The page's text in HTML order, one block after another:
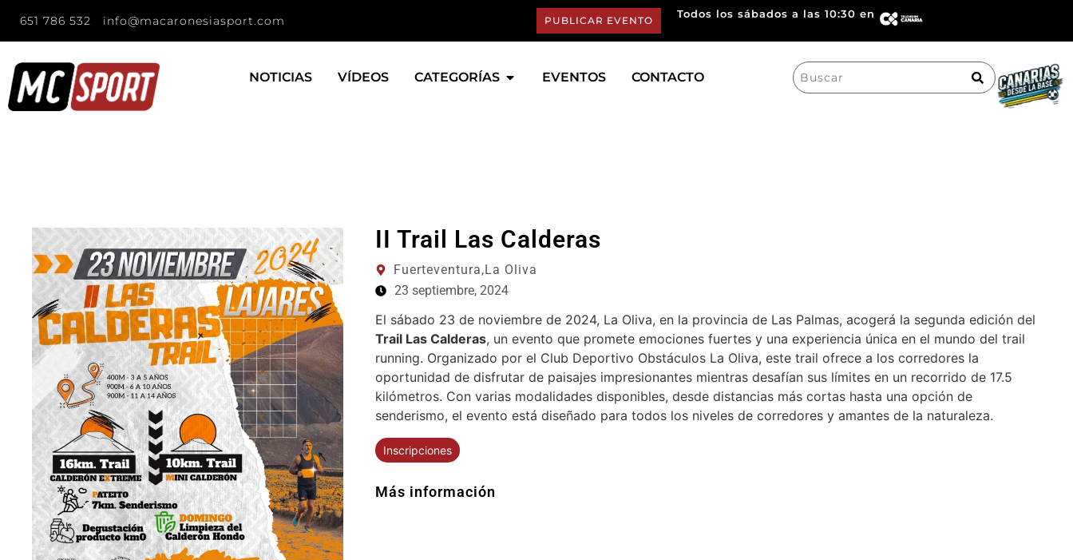
651 786 532 info@macaronesiasport.com PUBLICAR EVENTO
Todos los sábados a las 10:30 en
NOTICIAS VÍDEOS CATEGORÍAS EVENTOS CONTACTO
Search
for:
II Trail Las Calderas
Fuerteventura,La Oliva
23 septiembre, 2024
El sábado 23 de noviembre de 2024, La Oliva, en la provincia de Las Palmas, acogerá la segunda edición del
Trail Las Calderas, un evento que promete emociones fuertes y una experiencia única en el mundo del trail
running. Organizado por el Club Deportivo Obstáculos La Oliva, este trail ofrece a los corredores la
oportunidad de disfrutar de paisajes impresionantes mientras desafían sus límites en un recorrido de 17.5
kilómetros. Con varias modalidades disponibles, desde distancias más cortas hasta una opción de
senderismo, el evento está diseñado para todos los niveles de corredores y amantes de la naturaleza.
Inscripciones
Más información